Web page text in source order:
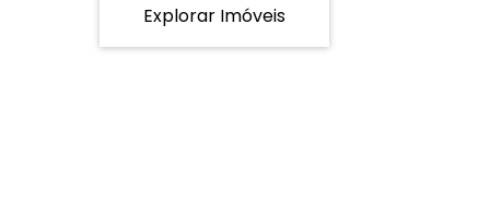
Explorar Imóveis